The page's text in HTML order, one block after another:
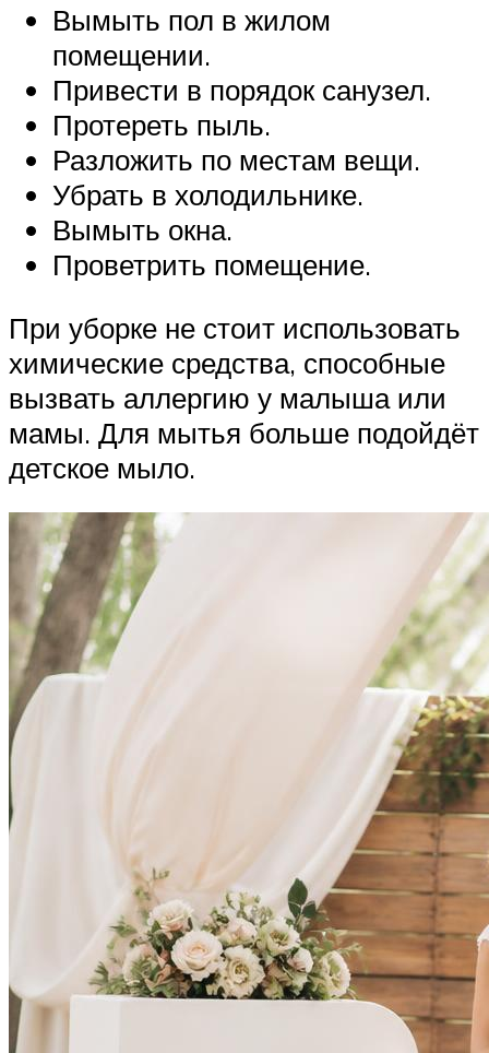
Вымыть пол в жилом
помещении.
Привести в порядок санузел.
Протереть пыль.
Разложить по местам вещи.
Убрать в холодильнике.
Вымыть окна.
Проветрить помещение.
При уборке не стоит использовать
химические средства, способные
вызвать аллергию у малыша или
мамы. Для мытья больше подойдёт
детское мыло.